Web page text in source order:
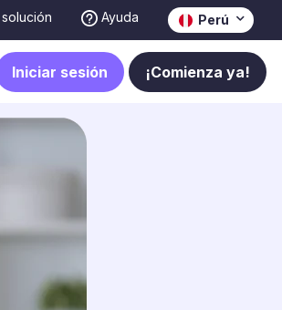
Ayuda Perú
Iniciar sesión ¡Comienza ya!